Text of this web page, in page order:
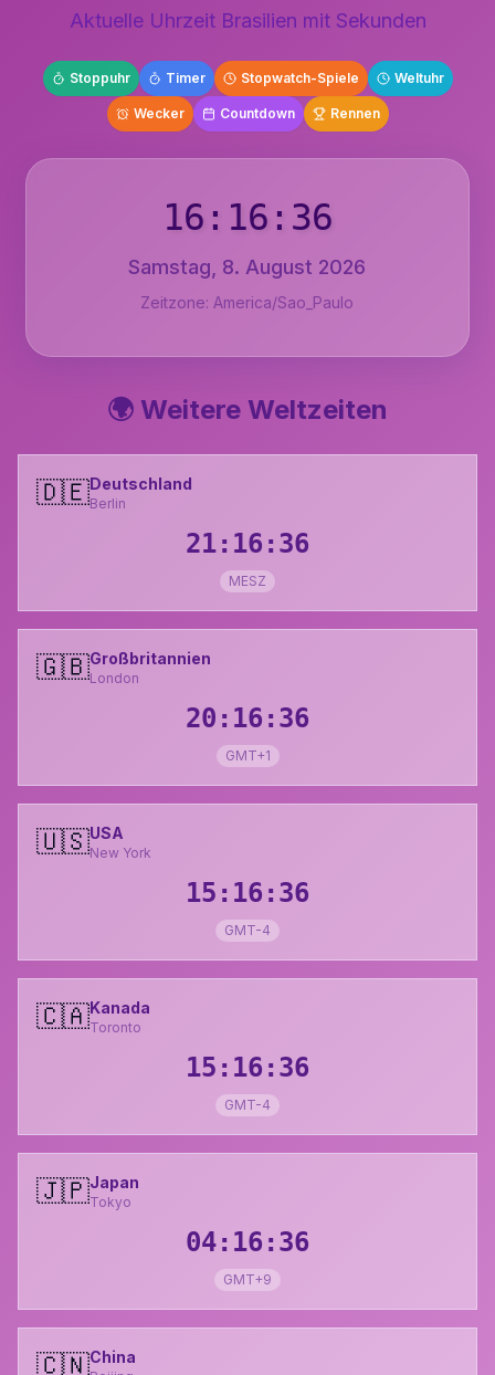
Aktuelle Uhrzeit Brasilien mit Sekunden
Stoppuhr Timer Stopwatch-Spiele Weltuhr
Wecker Countdown Rennen
16:16:37
Samstag, 8. August 2026
Zeitzone: America/Sao_Paulo
🌍 Weitere Weltzeiten
🇩🇪Deutschland
Berlin
21:16:37
MESZ
🇬🇧Großbritannien
London
20:16:37
GMT+1
🇺🇸USA
New York
15:16:37
GMT-4
🇨🇦Kanada
Toronto
15:16:37
GMT-4
🇯🇵Japan
Tokyo
04:16:37
GMT+9
🇨🇳China